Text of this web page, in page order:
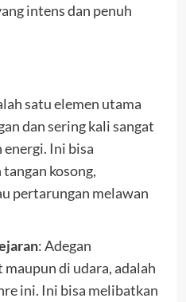
intens dan penuh
satu elemen utama
dan sering kali sangat
Ini bisa
kosong,
pertarungan melawan
: Adegan
di udara, adalah
ini. Ini bisa melibatkan